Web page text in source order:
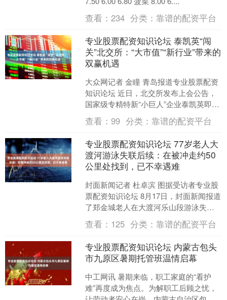
查看：234 分类：靠谱的配资平台
专业股票配资知识论坛 泰凯英“闯
关”北交所：“大市值”“新行业”带来的
双赢机遇
大众网记者 金瞳 青岛报道专业股票配资
知识论坛 近日，北交所发布上会公告，
国家级专精特新“小巨人”企业泰凯英即将
于7月25日上会“闯关”。据公开披露的招
股书，2....
查看：99 分类：靠谱的配资平台
专业股票配资知识论坛 77岁老人大
渡河游泳失联后续：在被冲走约50
公里处找到，已不幸遇难
封面新闻记者 杜卓滨 图据受访者专业股
票配资知识论坛 8月17日，封面新闻报道
了郑金城老人在大渡河乐山段游泳失联
一事，引发关注。 8月18日，封面新闻记
者从郑金....
查看： 125 分类：靠谱的配资平台
专业股票配资知识论坛 内蒙古包头
市九原区暑期托管班温情启幕
中工网讯 暑期来临，职工家庭的“看护
难”再度成为焦点。为解职工后顾之忧，